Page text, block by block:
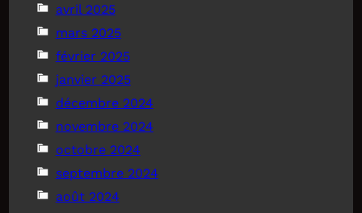
avril 2025
mars 2025
février 2025
janvier 2025
décembre 2024
novembre 2024
octobre 2024
septembre 2024
août 2024